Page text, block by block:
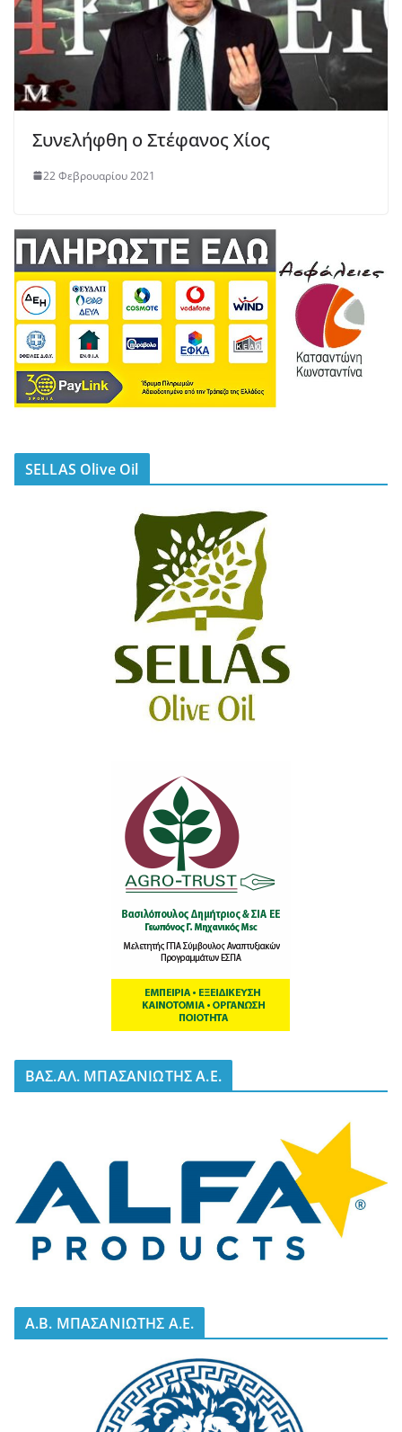
Συνελήφθη ο Στέφανος Χίος
22 Φεβρουαρίου 2021
SELLAS Olive Oil
BΑΣ.ΑΛ. ΜΠΑΣΑΝΙΩΤΗΣ Α.Ε.
A.B. ΜΠΑΣΑΝΙΩΤΗΣ Α.Ε.